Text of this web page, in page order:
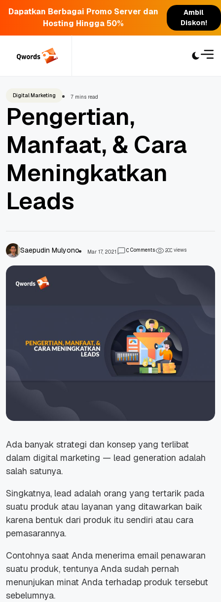
Dapatkan Berbagai Promo Server dan
Hosting Hingga 50%
Ambil
Diskon!
Digital Marketing 7 mins read
Pengertian,
Manfaat, & Cara
Meningkatkan
Leads
Saepudin Mulyono Mar 17, 2021 0Comments 200views
Ada banyak strategi dan konsep yang terlibat
dalam digital marketing — lead generation adalah
salah satunya.
Singkatnya, lead adalah orang yang tertarik pada
suatu produk atau layanan yang ditawarkan baik
karena bentuk dari produk itu sendiri atau cara
pemasarannya.
Contohnya saat Anda menerima email penawaran
suatu produk, tentunya Anda sudah pernah
menunjukan minat Anda terhadap produk tersebut
sebelumnya.